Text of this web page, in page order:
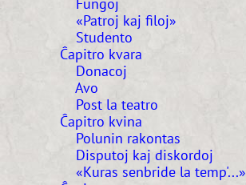
«Patroj kaj filoj»
Studento
Ĉapitro kvara
Donacoj
Avo
Post la teatro
Ĉapitro kvina
Polunin rakontas
Disputoj kaj diskordoj
«Kuras senbride la temp'...»